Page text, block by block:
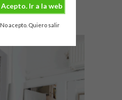
Acepto. Ir a la web
No acepto. Quiero salir